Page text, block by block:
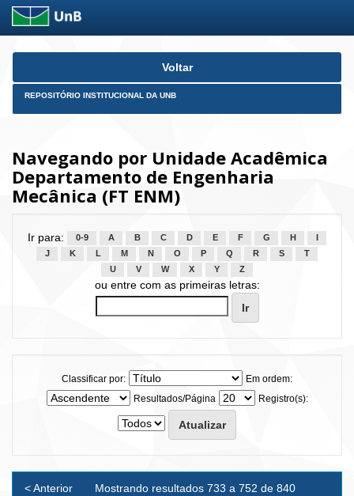
Skip
Voltar
REPOSITÓRIO INSTITUCIONAL DA UNB
Navegando por Unidade Acadêmica
Departamento de Engenharia
Mecânica (FT ENM)
Ir para: 0-9 A B C D E F G H
J
K L M N O P Q R S
T
U
V W X Y Z
ou entre com as primeiras letras:
Classificar por:
Em ordem:
Resultados/Página
Registro(s):
Mostrando resultados 733 a 752 de 840
< Anterior